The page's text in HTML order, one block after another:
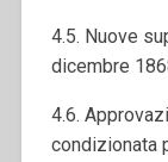
4.5. Nuove
dicembre
4.6.
condizionata